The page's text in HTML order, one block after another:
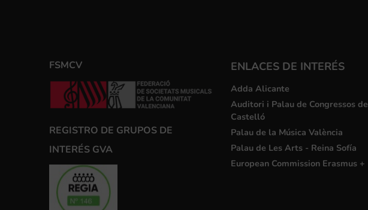
FSMCV
REGISTRO DE GRUPOS DE
INTERÉS GVA
ENLACES DE INTERÉS
Adda Alicante
Auditori i Palau de Congressos de
Castelló
Palau de la Música València
Palau de Les Arts - Reina Sofía
European Commission Erasmus +